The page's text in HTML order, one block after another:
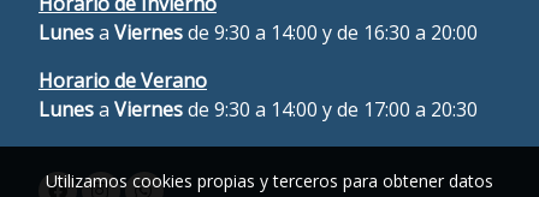
Lunesa Viernesde 9:30 a 14:00 y de 16:30 a 20:00
Horario de Verano
Lunesa Viernesde 9:30 a 14:00 y de 17:00 a 20:30
Utilizamos cookies propias y terceros para obtener datos